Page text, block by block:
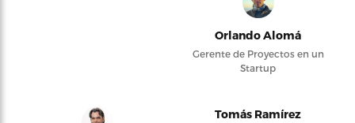
Orlando Alomá
Gerente de Proyectos en un
Startup
Tomás Ramírez